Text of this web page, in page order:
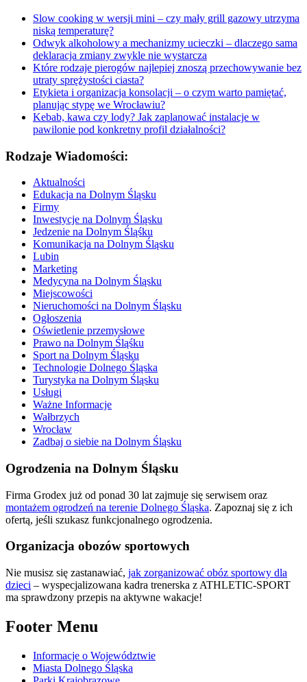
Slow cooking w wersji mini – czy mały grill gazowy utrzyma
niską temperaturę?
Odwyk alkoholowy a mechanizmy ucieczki – dlaczego sama
deklaracja zmiany zwykle nie wystarcza
Które rodzaje pierogów najlepiej znoszą przechowywanie bez
utraty sprężystości ciasta?
Etykieta i organizacja konsolacji – o czym warto pamiętać,
planując stypę we Wrocławiu?
Kebab, kawa czy lody? Jak zaplanować instalacje w
pawilonie pod konkretny profil działalności?
Rodzaje Wiadomości:
Aktualności
Edukacja na Dolnym Śląsku
Firmy
Inwestycje na Dolnym Śląsku
Jedzenie na Dolnym Śląśku
Komunikacja na Dolnym Śląsku
Lubin
Marketing
Medycyna na Dolnym Śląsku
Miejscowości
Nieruchomości na Dolnym Śląsku
Ogłoszenia
Oświetlenie przemysłowe
Prawo na Dolnym Śląśku
Sport na Dolnym Śląsku
Technologie Dolnego Śląska
Turystyka na Dolnym Śląsku
Usługi
Ważne Informacje
Wałbrzych
Wrocław
Zadbaj o siebie na Dolnym Śląsku
Ogrodzenia na Dolnym Śląsku
Firma Grodex już od ponad 30 lat zajmuje się serwisem oraz
montażem ogrodzeń na terenie Dolnego Śląska. Zapoznaj się z ich
ofertą, jeśli szukasz funkcjonalnego ogrodzenia.
Organizacja obozów sportowych
Nie musisz się zastanawiać, jak zorganizować obóz sportowy dla
dzieci – wyspecjalizowana kadra trenerska z ATHLETIC-SPORT
ma sprawdzony przepis na aktywne wakacje!
Footer Menu
Informacje o Województwie
Miasta Dolnego Śląska